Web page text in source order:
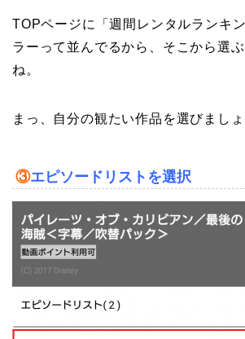
TOPページに「週間レンタルランキ
ラーって並んでるから、そこから選
ね。
まっ、自分の観たい作品を選びましょ
③エピソードリストを選択